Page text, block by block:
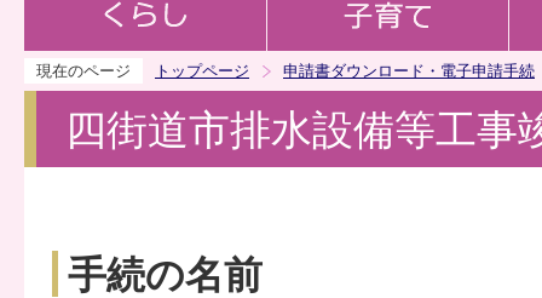
現在のページ トップページ 申請書ダウンロード・電子申請手続
四街道市排水設備等工事
手続の名前